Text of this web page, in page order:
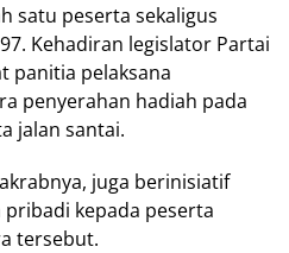
satu peserta sekaligus
Kehadiran legislator Partai
panitia pelaksana
penyerahan hadiah pada
jalan santai.
juga berinisiatif
kepada peserta
tersebut.